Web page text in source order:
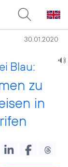
30.01.2020
Blau:
zu
in